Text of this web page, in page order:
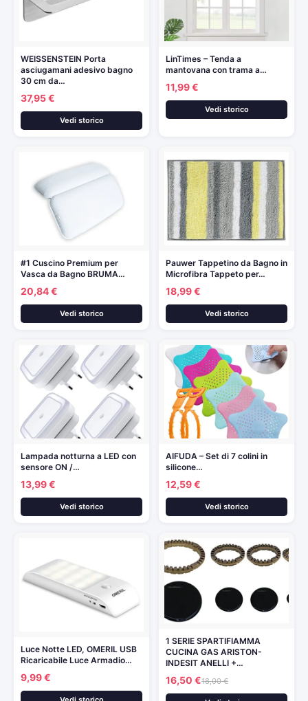
WEISSENSTEIN Porta
asciugamani adesivo bagno
30 cm da…
37,95 €
Vedi storico
LinTimes – Tenda a
mantovana con trama a…
11,99 €
Vedi storico
#1 Cuscino Premium per
Vasca da Bagno BRUMA…
20,84 €
Vedi storico
Pauwer Tappetino da Bagno in
Microfibra Tappeto per…
18,99 €
Vedi storico
Lampada notturna a LED con
sensore ON /…
13,99 €
Vedi storico
AIFUDA – Set di 7 colini in
silicone…
12,59 €
Vedi storico
Luce Notte LED, OMERIL USB
Ricaricabile Luce Armadio…
9,99 €
1 SERIE SPARTIFIAMMA
CUCINA GAS ARISTON-
INDESIT ANELLI +…
16,50 €18,00 €